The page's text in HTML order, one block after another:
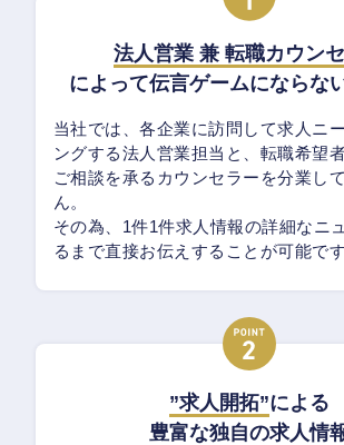
法人営業 兼 転職カウン
によって伝言ゲームにならな
当社では、各企業に訪問して求人ニ
ングする法人営業担当と、転職希望
ご相談を承るカウンセラーを分業し
ん。
その為、1件1件求人情報の詳細なニ
るまで直接お伝えすることが可能です
”求人開拓”による
豊富な独自の求人情